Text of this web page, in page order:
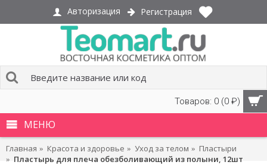
Авторизация Регистрация
Товаров: 0 (0 ₽)
МЕНЮ
Главная Красота и здоровье Уход за телом
Пластыри
Пластырь для плеча обезболивающий из полыни, 12шт